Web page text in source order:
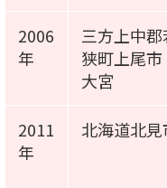
2006
年
三方上中郡
狭町上尾市
大宮
2011
年
北海道北見